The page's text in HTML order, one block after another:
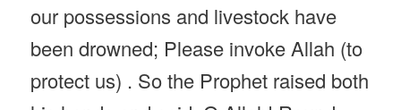
our possessions and livestock have
been drowned; Please invoke Allah (to
protect us) . So the Prophet raised both